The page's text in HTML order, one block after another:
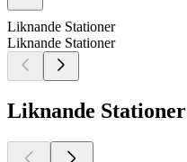
Liknande Stationer
Liknande Stationer
Liknande Stationer